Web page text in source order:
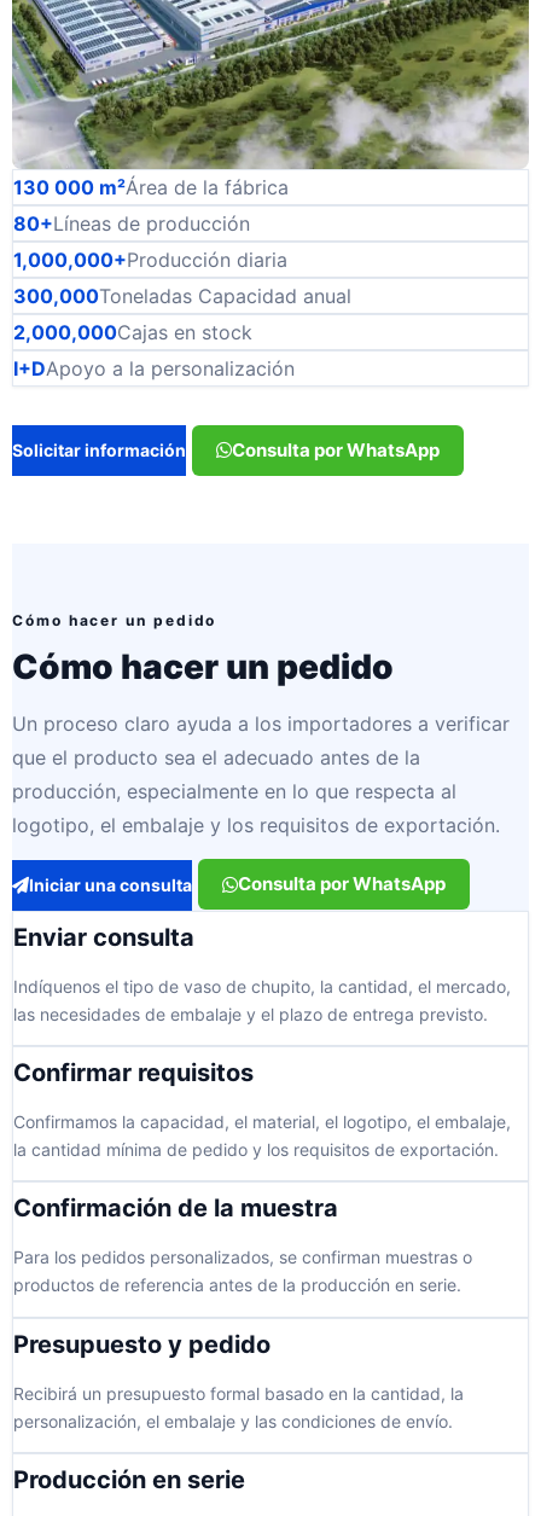
130 000 m²Área de la fábrica
80+Líneas de producción
1,000,000+Producción diaria
300,000Toneladas Capacidad anual
2,000,000Cajas en stock
I+DApoyo a la personalización
Solicitar información Consulta por WhatsApp
Cómo hacer un pedido
Cómo hacer un pedido
Un proceso claro ayuda a los importadores a verificar
que el producto sea el adecuado antes de la
producción, especialmente en lo que respecta al
logotipo, el embalaje y los requisitos de exportación.
Iniciar una consulta Consulta por WhatsApp
Enviar consulta
Indíquenos el tipo de vaso de chupito, la cantidad, el mercado,
las necesidades de embalaje y el plazo de entrega previsto.
Confirmar requisitos
Confirmamos la capacidad, el material, el logotipo, el embalaje,
la cantidad mínima de pedido y los requisitos de exportación.
Confirmación de la muestra
Para los pedidos personalizados, se confirman muestras o
productos de referencia antes de la producción en serie.
Presupuesto y pedido
Recibirá un presupuesto formal basado en la cantidad, la
personalización, el embalaje y las condiciones de envío.
Producción en serie